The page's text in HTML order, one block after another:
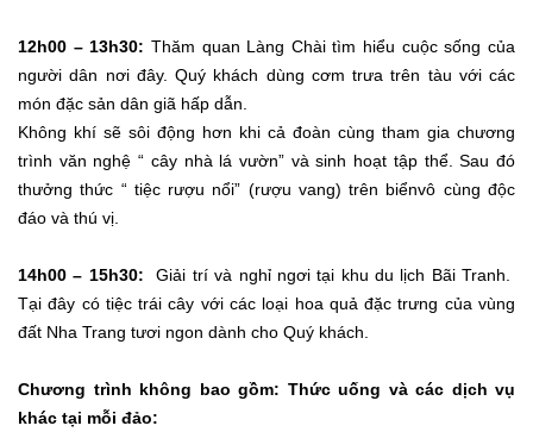
12h00 – 13h30: Thăm quan Làng Chài tìm hiểu cuộc sống của
người dân nơi đây. Quý khách dùng cơm trưa trên tàu với các
món đặc sản dân giã hấp dẫn.
Không khí sẽ sôi động hơn khi cả đoàn cùng tham gia chương
trình văn nghệ “ cây nhà lá vườn” và sinh hoạt tập thể. Sau đó
thưởng thức “ tiệc rượu nổi” (rượu vang) trên biểnvô cùng độc
đáo và thú vị.
14h00 – 15h30:
Giải trí và nghỉ ngơi tại khu du lịch Bãi Tranh.
Tại đây có tiệc trái cây với các loại hoa quả đặc trưng của vùng
đất Nha Trang tươi ngon dành cho Quý khách.
Chương trình không bao gồm: Thức uống và các dịch vụ
khác tại mỗi đảo: